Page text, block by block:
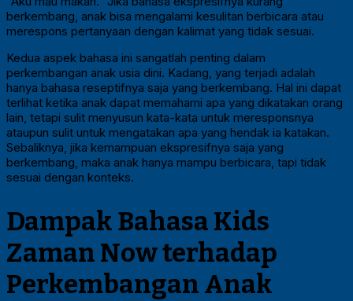
berkembang, anak bisa mengalami kesulitan berbicara atau
merespons pertanyaan dengan kalimat yang tidak sesuai.
Kedua aspek bahasa ini sangatlah penting dalam
perkembangan anak usia dini. Kadang, yang terjadi adalah
hanya bahasa reseptifnya saja yang berkembang. Hal ini dapat
terlihat ketika anak dapat memahami apa yang dikatakan orang
lain, tetapi sulit menyusun kata-kata untuk meresponsnya
ataupun sulit untuk mengatakan apa yang hendak ia katakan.
Sebaliknya, jika kemampuan ekspresifnya saja yang
berkembang, maka anak hanya mampu berbicara, tapi tidak
sesuai dengan konteks.
Dampak Bahasa Kids
Zaman Now terhadap
Perkembangan Anak